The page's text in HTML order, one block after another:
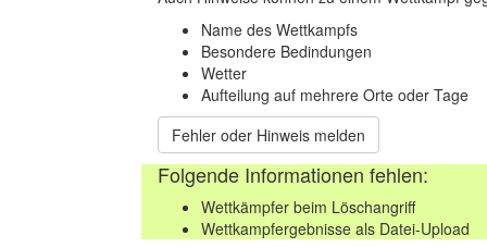
Name des Wettkampfs
Besondere Bedindungen
Wetter
Aufteilung auf mehrere Orte oder Tage
Fehler oder Hinweis melden
Folgende Informationen fehlen:
Wettkämpfer beim Löschangriff
Wettkampfergebnisse als Datei-Upload